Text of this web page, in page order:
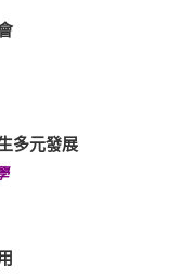
多元發展